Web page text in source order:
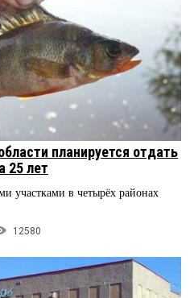
планируется отдать
25 лет
участками в четырёх районах
12580